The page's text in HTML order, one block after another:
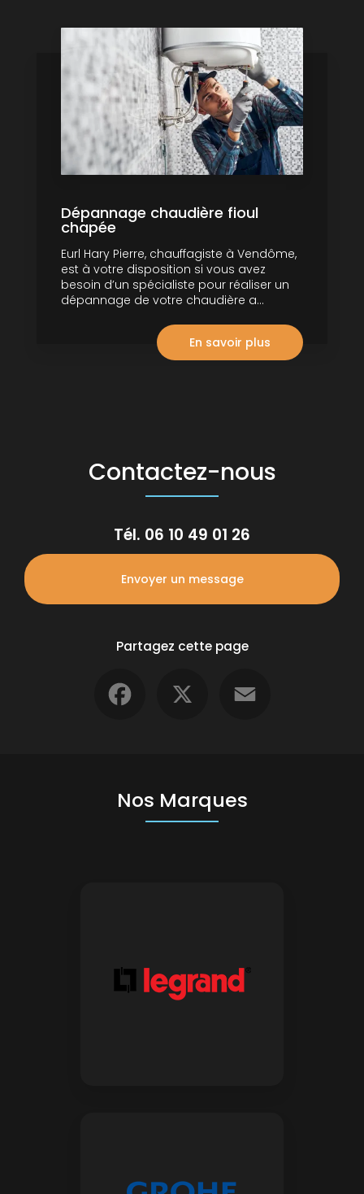
Dépannage chaudière fioul
chapée
Eurl Hary Pierre, chauffagiste à Vendôme,
est à votre disposition si vous avez
besoin d’un spécialiste pour réaliser un
dépannage de votre chaudière a...
En savoir plus
Contactez-nous
Tél. 06 10 49 01 26
Envoyer un message
Partagez cette page
Nos Marques